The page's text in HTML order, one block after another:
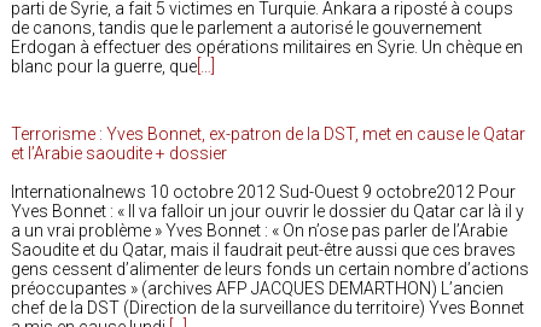
parti de Syrie, a fait 5 victimes en Turquie. Ankara a riposté à coups
de canons, tandis que le parlement a autorisé le gouvernement
Erdogan à effectuer des opérations militaires en Syrie. Un chèque en
blanc pour la guerre, que
Terrorisme : Yves Bonnet, ex-patron de la DST, met en cause le Qatar
et l’Arabie saoudite + dossier
Internationalnews 10 octobre 2012 Sud-Ouest 9 octobre2012 Pour
Yves Bonnet : « Il va falloir un jour ouvrir le dossier du Qatar car là il y
a un vrai problème » Yves Bonnet : « On n’ose pas parler de l’Arabie
Saoudite et du Qatar, mais il faudrait peut-être aussi que ces braves
gens cessent d’alimenter de leurs fonds un certain nombre d’actions
préoccupantes » (archives AFP JACQUES DEMARTHON) L’ancien
chef de la DST (Direction de la surveillance du territoire) Yves Bonnet